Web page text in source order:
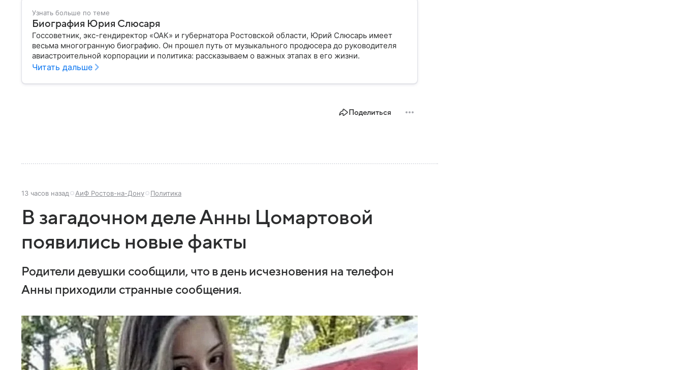
Узнать больше по теме
Биография Юрия Слюсаря
Госсоветник, экс-гендиректор «ОАК» и губернатора Ростовской области, Юрий Слюсарь имеет
весьма многогранную биографию. Он прошел путь от музыкального продюсера до руководителя
авиастроительной корпорации и политика: рассказываем о важных этапах в его жизни.
Читать дальше
Поделиться
13 часов назад АиФ Ростов-на-Дону Политика
В загадочном деле Анны Цомартовой
появились новые факты
Родители девушки сообщили, что в день исчезновения на телефон
Анны приходили странные сообщения.